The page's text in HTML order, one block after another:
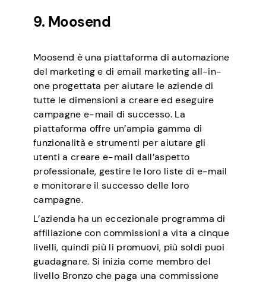
9. Moosend
Moosend è una piattaforma di automazione
del marketing e di email marketing all-in-
one progettata per aiutare le aziende di
tutte le dimensioni a creare ed eseguire
campagne e-mail di successo. La
piattaforma offre un’ampia gamma di
funzionalità e strumenti per aiutare gli
utenti a creare e-mail dall’aspetto
professionale, gestire le loro liste di e-mail
e monitorare il successo delle loro
campagne.
L’azienda ha un eccezionale programma di
affiliazione con commissioni a vita a cinque
livelli, quindi più li promuovi, più soldi puoi
guadagnare. Si inizia come membro del
livello Bronzo che paga una commissione